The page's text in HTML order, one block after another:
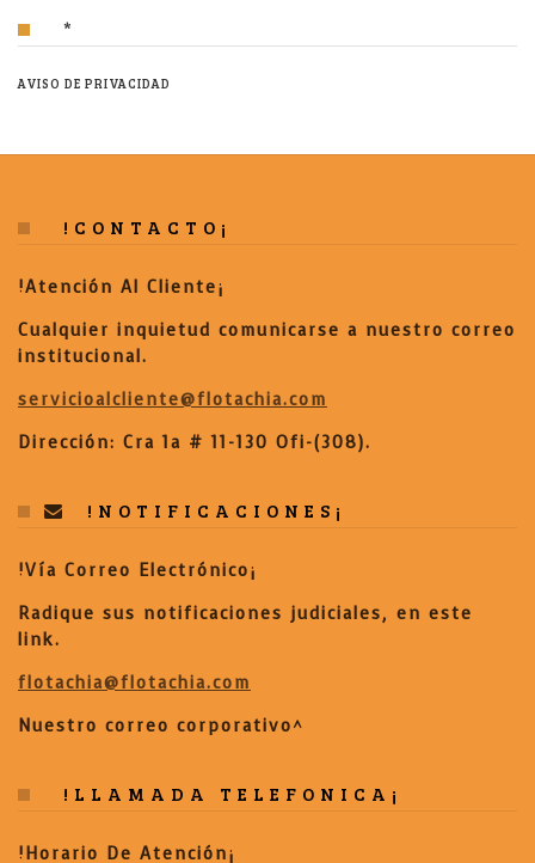
*
AVISO DE PRIVACIDAD
!CONTACTO¡
!Atención Al Cliente¡
Cualquier inquietud comunicarse a nuestro correo
institucional.
servicioalcliente@flotachia.com
Dirección: Cra 1a # 11-130 Ofi-(308).
!NOTIFICACIONES¡
!Vía Correo Electrónico¡
Radique sus notificaciones judiciales, en este
link.
flotachia@flotachia.com
Nuestro correo corporativo^
!LLAMADA TELEFONICA¡
!Horario De Atención¡